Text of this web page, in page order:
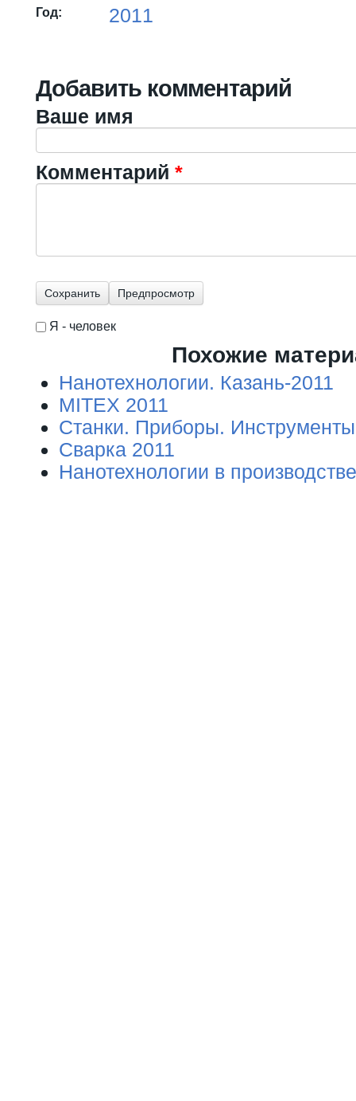
Год: 2011
Добавить комментарий
Ваше имя
Комментарий *
Я - человек
Похожие
Нанотехнологии. Казань-2011
MITEX 2011
Станки. Приборы. Инструменты
Сварка 2011
Нанотехнологии в производстве